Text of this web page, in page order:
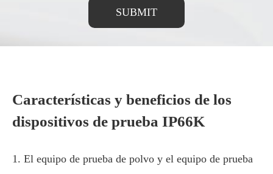
SUBMIT
Características y beneficios de los
dispositivos de prueba IP66K
1. El equipo de prueba de polvo y el equipo de prueba